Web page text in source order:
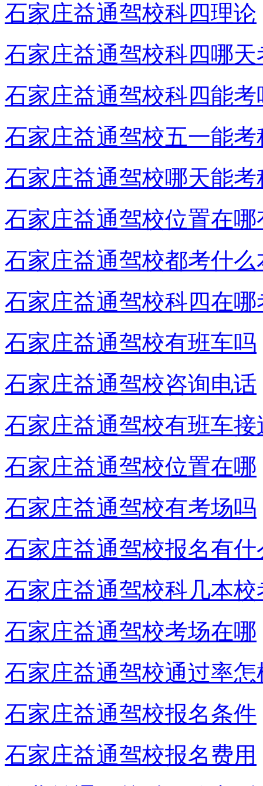
石家庄益通驾校科四理论
石家庄益通驾校科四哪天
石家庄益通驾校科四能考
石家庄益通驾校五一能考
石家庄益通驾校哪天能考
石家庄益通驾校位置在
石家庄益通驾校都考什么
石家庄益通驾校科四在哪
石家庄益通驾校有班车吗
石家庄益通驾校咨询电话
石家庄益通驾校有班车接
石家庄益通驾校位置在哪
石家庄益通驾校有考场吗
石家庄益通驾校报名有什
石家庄益通驾校科几本校
石家庄益通驾校考场在哪
石家庄益通驾校通过率怎
石家庄益通驾校报名条件
石家庄益通驾校报名费用